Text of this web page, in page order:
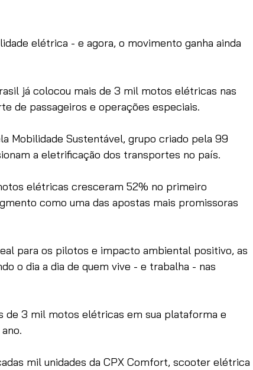
elétrica - e agora, o movimento ganha ainda
já colocou mais de 3 mil motos elétricas nas
de passageiros e operações especiais.
Mobilidade Sustentável, grupo criado pela 99
a eletrificação dos transportes no país.
elétricas cresceram 52% no primeiro
como uma das apostas mais promissoras
para os pilotos e impacto ambiental positivo, as
o dia a dia de quem vive - e trabalha - nas
de 3 mil motos elétricas em sua plataforma e
mil unidades da CPX Comfort, scooter elétrica